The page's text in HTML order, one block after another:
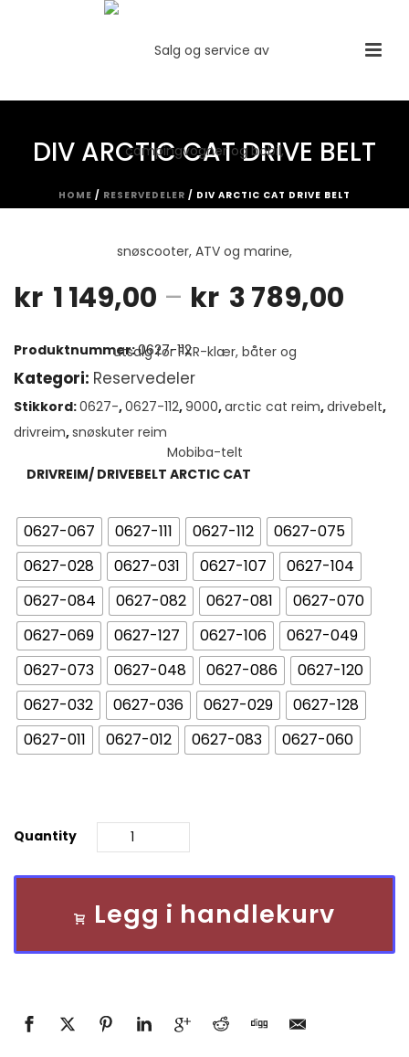
DIV ARCTIC CAT DRIVE BELT
HOME / RESERVEDELER / DIV ARCTIC CAT DRIVE BELT
kr 1 149,00 – kr 3 789,00
til
Produktnummer:0627-112
Kategori: Reservedeler
Stikkord:0627-,0627-112,9000,arctic cat reim,drivebelt,
drivreim,snøskuter reim
DRIVREIM/ DRIVEBELT ARCTIC CAT
0627-067 0627-111 0627-112
0627-075
0627-028
0627-031 0627-107
0627-104
0627-084
0627-082 0627-081
0627-070
0627-069
0627-127 0627-106
0627-049
0627-073
0627-048 0627-086
0627-120
0627-032
0627-036 0627-029
0627-128
0627-011
0627-012 0627-083 0627-060
Quantity
Legg i handlekurv